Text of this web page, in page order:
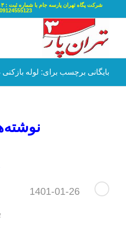
09124555123
بایگانی برچسب برای: لوله بازکنی
1401-01-26